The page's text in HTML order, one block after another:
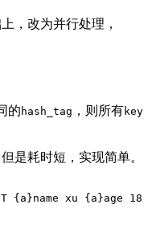
，改为并行处理，
的 hash_tag ，则所有key
是耗时短，实现简单。
{a}name xu {a}age 18